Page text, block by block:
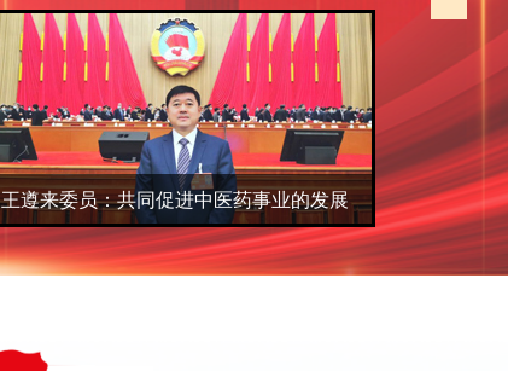
王遵来委员：共同促进中医药事业的发展
马珺
展